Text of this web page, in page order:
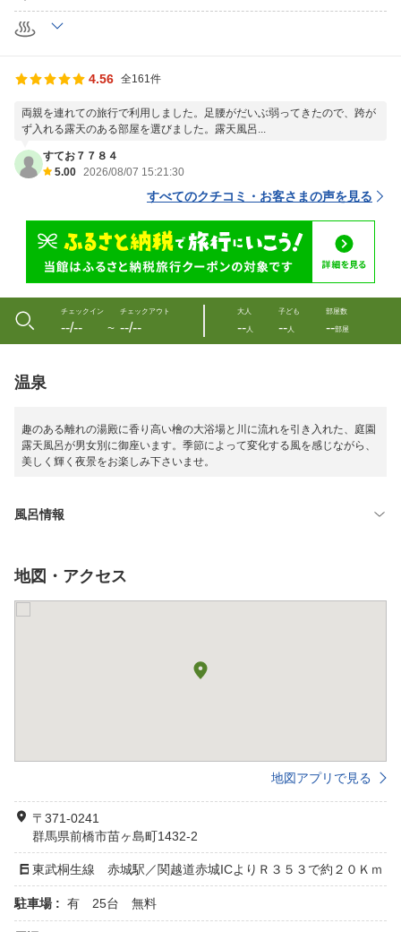
4.56 全161件
両親を連れての旅行で利用しました。足腰がだいぶ弱ってきたので、跨が
ず入れる露天のある部屋を選びました。露天風呂...
すてお７７８４
5.00 2026/08/07 15:21:30
すべてのクチコミ・お客さまの声を見る
チェックイン
--/-- 〜
チェックアウト
--/--
大人
--人
子ども
--人
部屋数
--部屋
温泉
趣のある離れの湯殿に香り高い檜の大浴場と川に流れを引き入れた、庭園
露天風呂が男女別に御座います。季節によって変化する風を感じながら、
美しく輝く夜景をお楽しみ下さいませ。
風呂情報
地図・アクセス
地図アプリで見る
〒371-0241
群馬県前橋市苗ヶ島町1432-2
東武桐生線 赤城駅／関越道赤城ICよりＲ３５３で約２０Ｋｍ
駐車場 : 有 25台 無料